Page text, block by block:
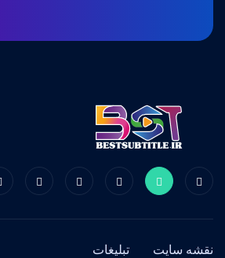
نقشه سایت تبلیغات